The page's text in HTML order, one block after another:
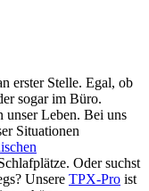
erster Stelle. Egal, ob
sogar im Büro.
unser Leben. Bei uns
Situationen
Oder suchst
Unsere TPX-Pro ist